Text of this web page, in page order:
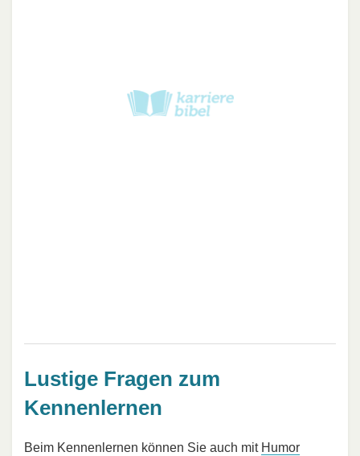
Lustige Fragen zum
Kennenlernen
Beim Kennenlernen können Sie auch mit Humor